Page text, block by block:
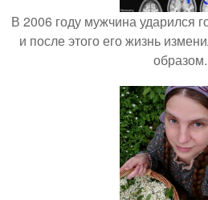
В 2006 году мужчина ударился
и после этого его жизнь
образом.